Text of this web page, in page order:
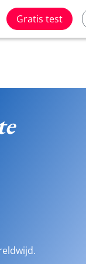
Gratis test